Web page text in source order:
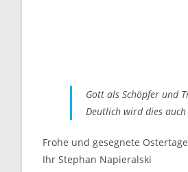
Gott als Schöpfer und
Deutlich wird dies
Frohe und gesegnete
Ihr Stephan Napieralski